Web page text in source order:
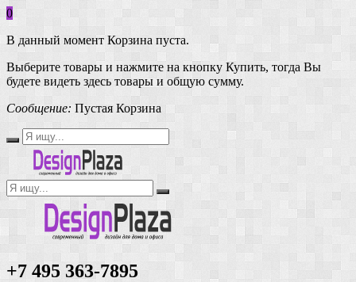
0
В данный момент Корзина пуста.
Выберите товары и нажмите на кнопку Купить, тогда Вы
будете видеть здесь товары и общую сумму.
Сообщение: Пустая Корзина
+7 495 363-7895